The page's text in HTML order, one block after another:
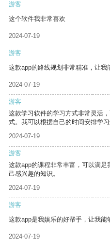
游客
这个软件我非常喜欢
2024-07-19
游客
这款app的路线规划非常精准，让我
2024-07-19
游客
这款学习软件的学习方式非常灵活
式。我可以根据自己的时间安排学习
2024-07-19
游客
这款app的课程非常丰富，可以满
己感兴趣的知识。
2024-07-19
游客
这款app是我娱乐的好帮手，让我能
2024-07-19